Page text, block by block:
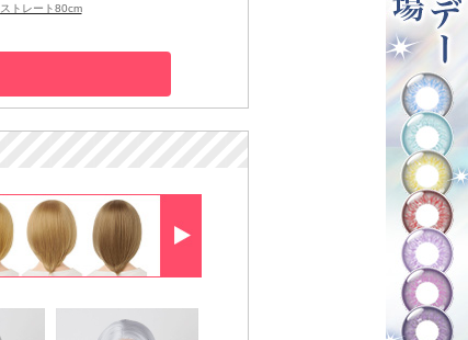
ストレート80cm